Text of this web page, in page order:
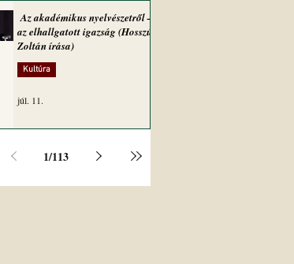
Az akadémikus nyelvészetről –
az elhallgatott igazság (Hosszú
Zoltán írása)
Kultúra
júl. 11.
1/113